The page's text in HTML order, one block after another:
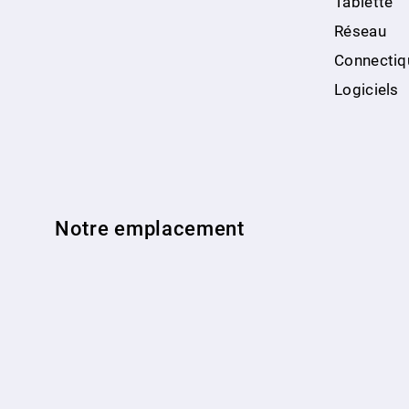
Réseau
Logiciels
Notre emplacement